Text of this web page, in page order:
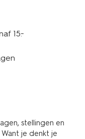
15.-
stellingen en
je denkt je